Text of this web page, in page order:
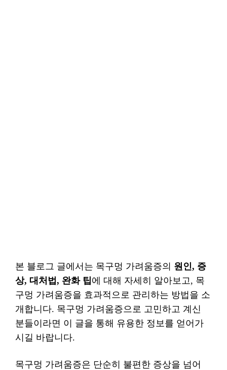
본 블로그 글에서는 목구멍 가려움증의 원인, 증
상, 대처법, 완화 팁에 대해 자세히 알아보고, 목
구멍 가려움증을 효과적으로 관리하는 방법을 소
개합니다. 목구멍 가려움증으로 고민하고 계신
분들이라면 이 글을 통해 유용한 정보를 얻어가
시길 바랍니다.
목구멍 가려움증은 단순히 불편한 증상을 넘어